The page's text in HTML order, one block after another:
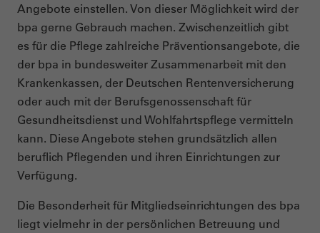
Angebote einstellen. Von dieser Möglichkeit wird der
bpa gerne Gebrauch machen. Zwischenzeitlich gibt
es für die Pflege zahlreiche Präventionsangebote, die
der bpa in bundesweiter Zusammenarbeit mit den
Krankenkassen, der Deutschen Rentenversicherung
oder auch mit der Berufsgenossenschaft für
Gesundheitsdienst und Wohlfahrtspflege vermitteln
kann. Diese Angebote stehen grundsätzlich allen
beruflich Pflegenden und ihren Einrichtungen zur
Verfügung.
Die Besonderheit für Mitgliedseinrichtungen des bpa
liegt vielmehr in der persönlichen Betreuung und